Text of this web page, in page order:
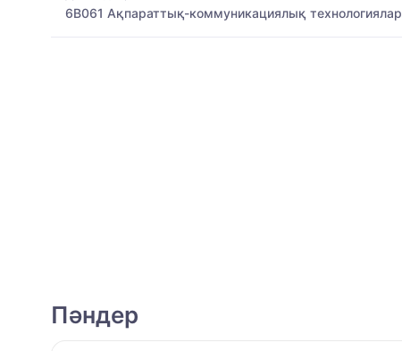
6B061 Ақпараттық-коммуникациялық технологиялар
Пәндер